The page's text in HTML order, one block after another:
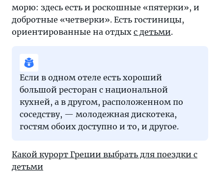
морю: здесь есть и роскошные «пятерки», и
добротные «четверки». Есть гостиницы,
ориентированные на отдых с детьми.
Если в одном отеле есть хороший
большой ресторан с национальной
кухней, а в другом, расположенном по
соседству, — молодежная дискотека,
гостям обоих доступно и то, и другое.
Какой курорт Греции выбрать для поездки с
детьми